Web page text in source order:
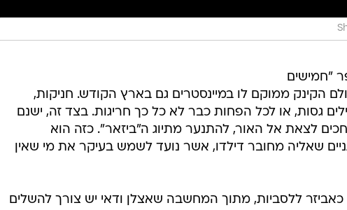
"חמישים
הקינק ממוקם לו במיינסטרים גם בארץ הקודש. חניקות,
גסות, או לכל הפחות כבר לא כל כך חריגות. בצד זה, ישנם
לצאת אל האור, להתנער מתיוג ה"ביזאר". כזה הוא
שאליה מחובר דילדו, אשר נועד לשמש בעיקר את מי שאין
כאביזר ללסביות, מתוך המחשבה שאצלן ודאי יש צורך להשלים